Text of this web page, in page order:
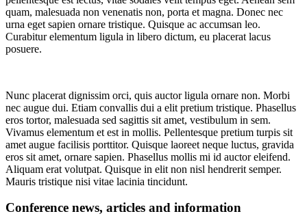
quam, malesuada non venenatis non, porta et magna. Donec nec
urna eget sapien ornare tristique. Quisque ac accumsan leo.
Curabitur elementum ligula in libero dictum, eu placerat lacus
posuere.
Nunc placerat dignissim orci, quis auctor ligula ornare non. Morbi
nec augue dui. Etiam convallis dui a elit pretium tristique. Phasellus
eros tortor, malesuada sed sagittis sit amet, vestibulum in sem.
Vivamus elementum et est in mollis. Pellentesque pretium turpis sit
amet augue facilisis porttitor. Quisque laoreet neque luctus, gravida
eros sit amet, ornare sapien. Phasellus mollis mi id auctor eleifend.
Aliquam erat volutpat. Quisque in elit non nisl hendrerit semper.
Mauris tristique nisi vitae lacinia tincidunt.
Conference news, articles and information